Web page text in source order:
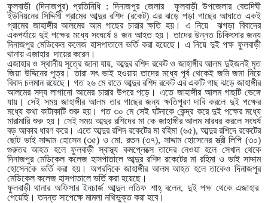
ফুলবাড়ী (দিনাজপুর) প্রতিনিধি : দিনাজপুর জেলার ফুলবাড়ী উপজেলার বেতদিঘী
ইউনিয়নের সিদ্দিসী গ্রামের আব্দুর রশিদ (রকেট) এর ঝড়ে পড়া গাছের আঘাতে একই
গ্রামের জাহাঙ্গীর আলমের আম গাছের চারার ক্ষতি হয়। এ নিয়ে ঝগড়া বিবাদের
একপর্যায়ে দুই পক্ষের মধ্যে সংঘর্ষে ৪ জন আহত হয়। তাদের উন্নত চিকিৎসার জন্য
দিনাজপুর মেডিকেল কলেজ হাসপাতালে ভর্তি করা হয়েছে। এ নিয়ে দুই পক্ষ ফুলবাড়ী
থানায় এজাহার দায়ের করেন।
এজাহার ও স্থানীয় সূত্রে জানা যায়, আব্দুর রশিদ রকেট ও জাহাঙ্গীর আলম দুইজনই মৃত
জিয়া উদ্দিনের পুত্র। তারা সৎ ভাই হওয়ায় তাদের মধ্যে পূর্ব থেকেই জমি জমা নিয়ে
বিবাদ চলমান রয়েছে। গত ২৬ মে রাতে আব্দুর রশিদ রকেট এর একটি গাছ ঝড়ে জাহাঙ্গীর
আলমের সদ্য লাগানো আমের চারার উপরে পড়ে। এতে জাহাঙ্গীর আলম গাছটি ভেঙ্গে
যায়। সেই সময় জাহাঙ্গীর আলম তার গাছের জন্য ক্ষতিপূরণ দাবি করলে দুই পক্ষের
মধ্যে কথা কাটাকাটি শুরু হয়। গত ৩০ মে সেই ঘটনাকে কেন্দ্র করে দুই পক্ষের মধ্যে
মারামারি শুরু হয়। সেই সময় আব্দুর রশিদের মা কে জাহাঙ্গীর আলম মারধর করলে সংঘর্ষ
বড় আকার ধারণ করে। এতে আব্দুর রশিদ রকেটের মা রহিমা (৬৫), আব্দুর রশিদে রকেটের
ছোট ভাই সাদ্দাম হোসেন (৩৫) ও মো. রতন (৩৭), সাদ্দাম হোসেনের স্ত্রী লিপি (৩০)
গুরুতর আহত হলে ফুলবাড়ী স্বাস্থ্য কমপ্লেক্সে তাদের নেওয়া হলে সেখান থেকে
দিনাজপুর মেডিকেল কলেজ হাসপাতালে আব্দুর রশিদ রকেটের মা রহিমা ও ভাই সাদ্দাম
হোসেনকে ভর্তি করা হয়। অপরদিকে জাহাঙ্গীর আলম আহত হলে তাকেও দিনাজপুর
মেডিকেল কলেজ হাসপাতালে ভর্তি করা হয়েছে।
ফুলবাড়ী থানার অফিসার ইনচার্জ আব্দুল লতিফ শাহ্ বলেন, দুই পক্ষ থেকে এজাহার
পেয়েছি। তদন্ত সাপেক্ষে মামলা নথিভুক্ত করা হবে।